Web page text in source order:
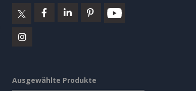
Ausgewählte Produkte